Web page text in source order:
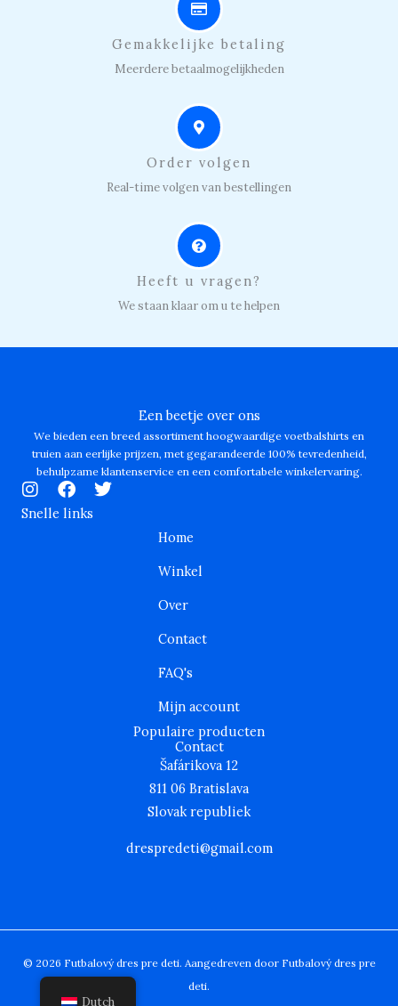
Gemakkelijke betaling
Meerdere betaalmogelijkheden
Order volgen
Real-time volgen van bestellingen
Heeft u vragen?
We staan klaar om u te helpen
Een beetje over ons
We bieden een breed assortiment hoogwaardige voetbalshirts en
truien aan eerlijke prijzen, met gegarandeerde 100% tevredenheid,
behulpzame klantenservice en een comfortabele winkelervaring.
I
n
s
F
a
c
T
Snelle links
Home
Winkel
Over
Contact
FAQ's
Mijn account
Populaire producten
Contact
Šafárikova 12
811 06 Bratislava
Slovak republiek
drespredeti@gmail.com
© 2026 Futbalový dres pre deti. Aangedreven door Futbalový dres pre
deti.
Dutch